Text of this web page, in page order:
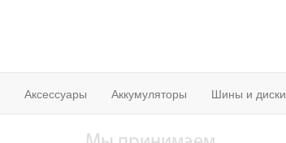
Аксессуары Аккумуляторы Шины и диски